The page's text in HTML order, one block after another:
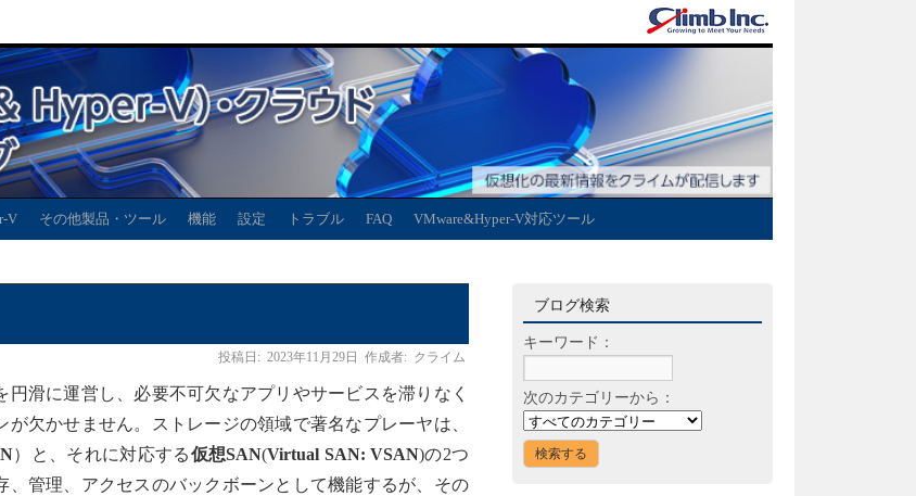
V その他製品・ツール 機能 設定 トラブル FAQ VMware&Hyper-V対応ツール
投稿日: 2023年11月29日 作成者: クライム
滑に運営し、必要不可欠なアプリやサービスを滞りなく
欠かせません。ストレージの領域で著名なプレーヤは、
）と、それに対応する仮想SAN(Virtual SAN: VSAN)の2つ
管理、アクセスのバックボーンとして機能するが、その
ブログ検索
キーワード：
次のカテゴリーから：